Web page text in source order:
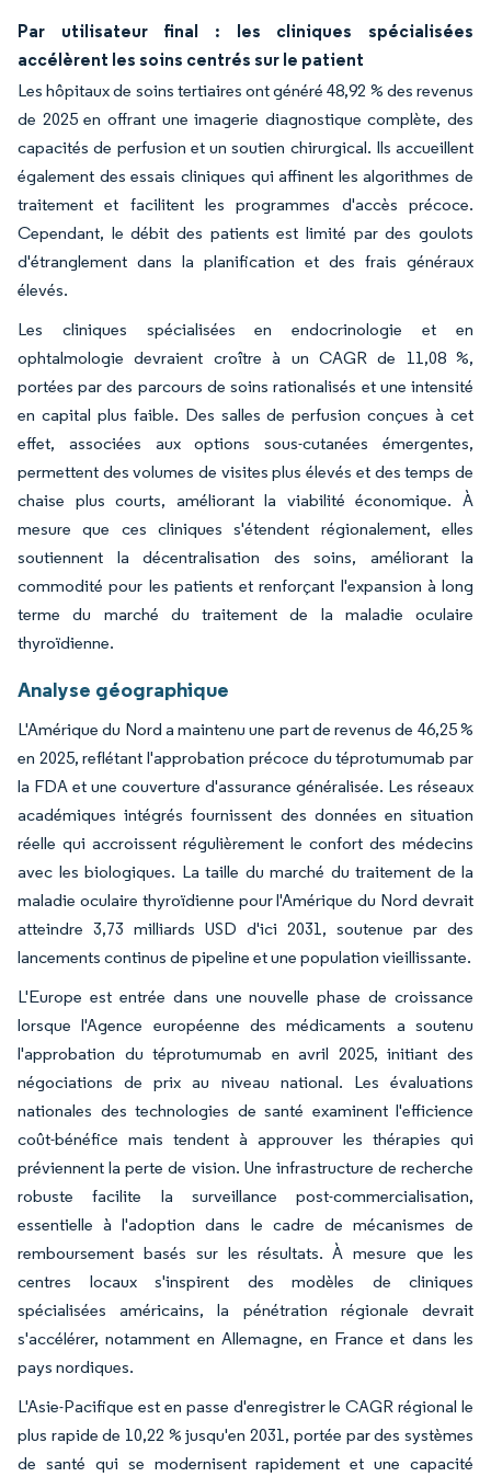
Par utilisateur final : les cliniques spécialisées
accélèrent les soins centrés sur le patient
Les hôpitaux de soins tertiaires ont généré 48,92 % des revenus
de 2025 en offrant une imagerie diagnostique complète, des
capacités de perfusion et un soutien chirurgical. Ils accueillent
également des essais cliniques qui affinent les algorithmes de
traitement et facilitent les programmes d'accès précoce.
Cependant, le débit des patients est limité par des goulots
d'étranglement dans la planification et des frais généraux
élevés.
Les cliniques spécialisées en endocrinologie et en
ophtalmologie devraient croître à un CAGR de 11,08 %,
portées par des parcours de soins rationalisés et une intensité
en capital plus faible. Des salles de perfusion conçues à cet
effet, associées aux options sous-cutanées émergentes,
permettent des volumes de visites plus élevés et des temps de
chaise plus courts, améliorant la viabilité économique. À
mesure que ces cliniques s'étendent régionalement, elles
soutiennent la décentralisation des soins, améliorant la
commodité pour les patients et renforçant l'expansion à long
terme du marché du traitement de la maladie oculaire
thyroïdienne.
Analyse géographique
L'Amérique du Nord a maintenu une part de revenus de 46,25 %
en 2025, reflétant l'approbation précoce du téprotumumab par
la FDA et une couverture d'assurance généralisée. Les réseaux
académiques intégrés fournissent des données en situation
réelle qui accroissent régulièrement le confort des médecins
avec les biologiques. La taille du marché du traitement de la
maladie oculaire thyroïdienne pour l'Amérique du Nord devrait
atteindre 3,73 milliards USD d'ici 2031, soutenue par des
lancements continus de pipeline et une population vieillissante.
L'Europe est entrée dans une nouvelle phase de croissance
lorsque l'Agence européenne des médicaments a soutenu
l'approbation du téprotumumab en avril 2025, initiant des
négociations de prix au niveau national. Les évaluations
nationales des technologies de santé examinent l'efficience
coût-bénéfice mais tendent à approuver les thérapies qui
préviennent la perte de vision. Une infrastructure de recherche
robuste facilite la surveillance post-commercialisation,
essentielle à l'adoption dans le cadre de mécanismes de
remboursement basés sur les résultats. À mesure que les
centres locaux s'inspirent des modèles de cliniques
spécialisées américains, la pénétration régionale devrait
s'accélérer, notamment en Allemagne, en France et dans les
pays nordiques.
L'Asie-Pacifique est en passe d'enregistrer le CAGR régional le
plus rapide de 10,22 % jusqu'en 2031, portée par des systèmes
de santé qui se modernisent rapidement et une capacité